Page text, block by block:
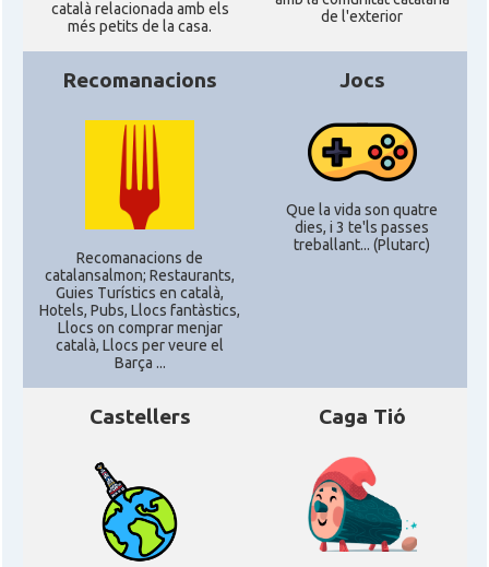
català relacionada amb els
més petits de la casa.
de l'exterior
Recomanacions
Recomanacions de
catalansalmon; Restaurants,
Guies Turístics en català,
Hotels, Pubs, Llocs fantàstics,
Llocs on comprar menjar
català, Llocs per veure el
Barça ...
Jocs
Que la vida son quatre
dies, i 3 te'ls passes
treballant... (Plutarc)
Castellers Caga Tió